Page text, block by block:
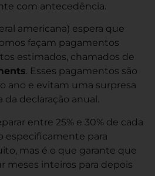
com antecedência.
americana) espera que
façam pagamentos
estimados, chamados de
. Esses pagamentos são
ano e evitam uma surpresa
da declaração anual.
entre 25% e 30% de cada
especificamente para
mas é o que garante que
meses inteiros para depois